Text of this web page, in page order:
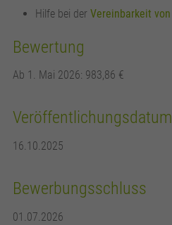
Hilfe bei derVereinbarkeit
Bewertung
Ab 1. Mai 2026: 983,86 €
Veröffentlichungsdatum
16.10.2025
Bewerbungsschluss
01.07.2026